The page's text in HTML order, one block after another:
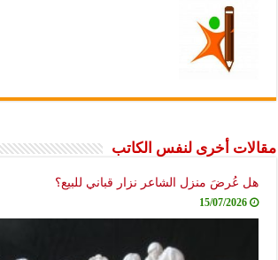
أخرى لنفس الكاتب
عُرضَ منزل الشاعر نزار قباني للبيع؟
15/07/2026